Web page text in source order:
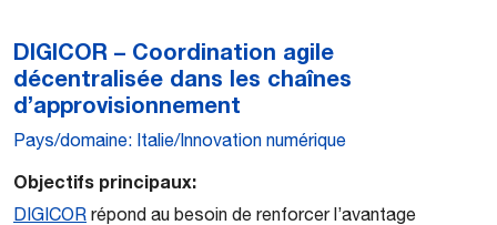
DIGICOR – Coordination agile
décentralisée dans les chaînes
d’approvisionnement
Pays/domaine: Italie/Innovation numérique
Objectifs principaux:
DIGICOR répond au besoin de renforcer l’avantage